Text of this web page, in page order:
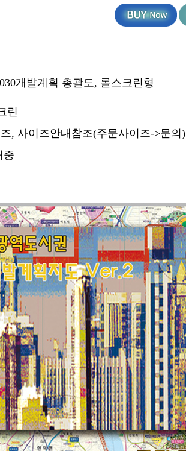
개발계획 총괄도, 롤스크린형
린
, 사이즈안내참조(주문사이즈->문의)